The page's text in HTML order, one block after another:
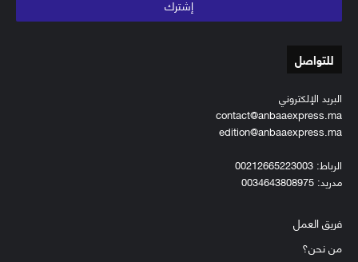
للتواصل
البريد الإلكتروني
contact@anbaaexpress.ma
edition@anbaaexpress.ma
الرباط: 00212665223003
مدريد: 0034643808975
فريق العمل
من نحن؟